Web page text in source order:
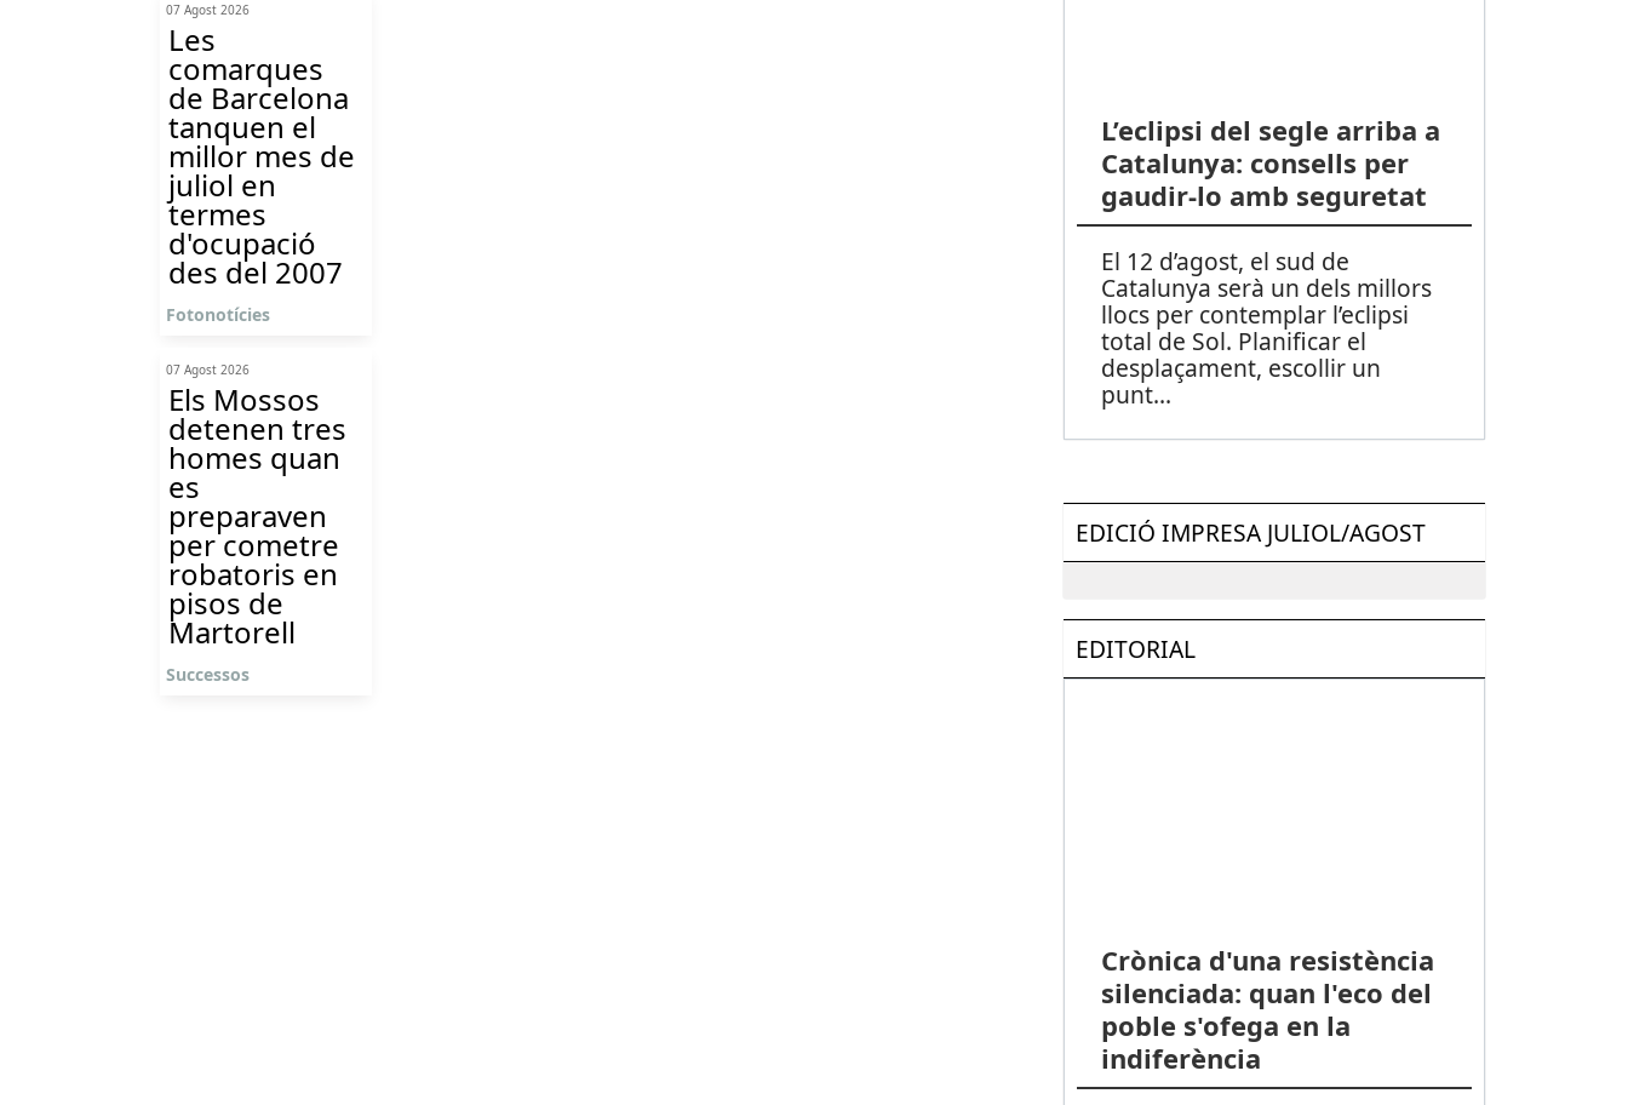
07 Agost 2026
Les
comarques
de Barcelona
tanquen el
millor mes de
juliol en
termes
d'ocupació
des del 2007
Fotonotícies
07 Agost 2026
Els Mossos
detenen tres
homes quan
es
preparaven
per cometre
robatoris en
pisos de
Martorell
Successos
L’eclipsi del segle arriba a
Catalunya: consells per
gaudir-lo amb seguretat
El 12 d’agost, el sud de
Catalunya serà un dels millors
llocs per contemplar l’eclipsi
total de Sol. Planificar el
desplaçament, escollir un
punt...
EDICIÓ IMPRESA JULIOL/AGOST
EDITORIAL
Crònica d'una resistència
silenciada: quan l'eco del
poble s'ofega en la
indiferència